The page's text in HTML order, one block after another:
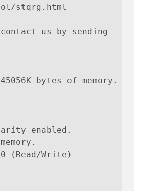
stqrg.html
us by sending
bytes of memory.
enabled.
0 (Read/Write)